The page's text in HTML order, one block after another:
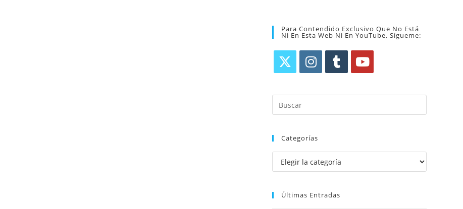
Para Contendido Exclusivo Que No Está
Ni En Esta Web Ni En YouTube, Sígueme:
Categorías
Últimas Entradas